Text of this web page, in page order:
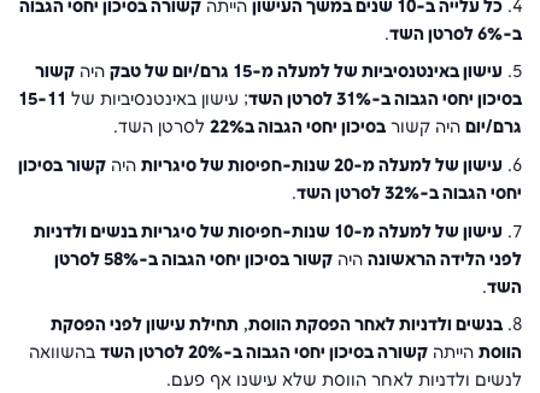
4. כל עלייה ב-10 שנים במשך העישון הייתה קשורה בסיכון יחסי הגבוה
ב-6% לסרטן השד
.
5.
עישון באינטנסיביות של למעלה מ-15 גרם/יום של טבק היה קשור
בסיכון יחסי הגבוה ב-31% לסרטן השד
; עישון באינטנסיביות של 15-11
גרם/יום היה קשור בסיכון יחסי הגבוה ב22%
לסרטן השד.
6.
עישון של למעלה מ-20 שנות-חפיסות של סיגריות היה קשור בסיכון
יחסי הגבוה ב-32% לסרטן השד
.
7.
עישון של למעלה מ-10 שנות-חפיסות של סיגריות בנשים ולדניות
לפני הלידה הראשונה היה
קשור בסיכון יחסי הגבוה ב-58% לסרטן
השד.
8. בנשים ולדניות לאחר הפסקת הווסת, תחילת עישון לפני הפסקת
הווסת הייתה קשורה בסיכון יחסי הגבוה ב-20% לסרטן השד
בהשוואה
לנשים ולדניות לאחר הווסת שלא עישנו אף פעם.